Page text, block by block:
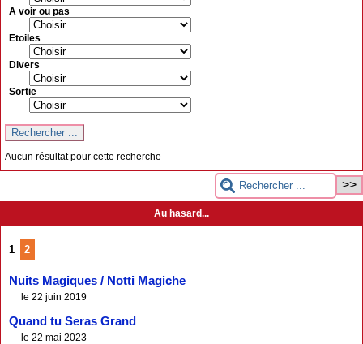
A voir ou pas
Etoiles
Divers
Sortie
Aucun résultat pour cette recherche
Au hasard...
1 2
Nuits Magiques / Notti Magiche
le 22 juin 2019
Quand tu Seras Grand
le 22 mai 2023